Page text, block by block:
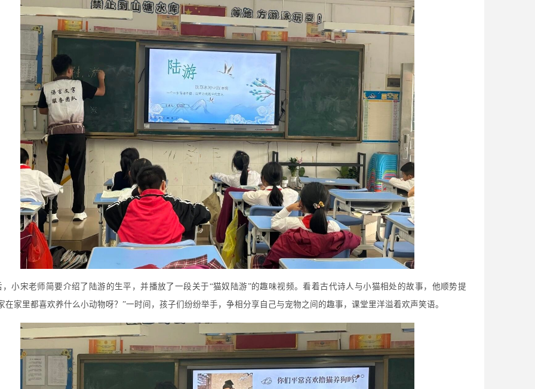
，小宋老师简要介绍了陆游的生平，并播放了一段关于“猫奴陆游”的趣味视频。看着古代诗人与小猫相处的故事，他顺势提
在家里都喜欢养什么小动物呀？”一时间，孩子们纷纷举手，争相分享自己与宠物之间的趣事，课堂里洋溢着欢声笑语。